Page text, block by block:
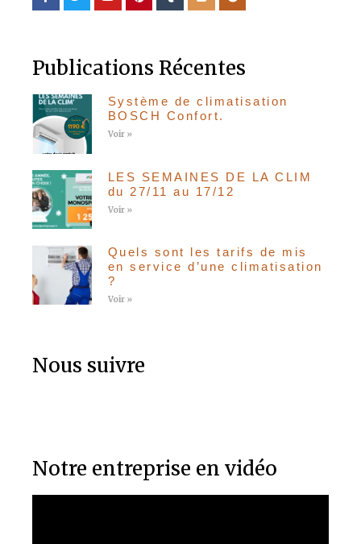
Publications Récentes
Système de climatisation
BOSCH Confort.
Voir »
LES SEMAINES DE LA CLIM
du 27/11 au 17/12
Voir »
Quels sont les tarifs de mis
en service d’une climatisation
?
Voir »
Nous suivre
Notre entreprise en vidéo